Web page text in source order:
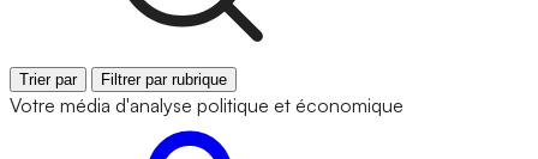
Trier par Filtrer par rubrique
Votre média d'analyse politique et économique